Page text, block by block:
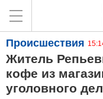
Происшествия
Житель
кофе из
уголовного